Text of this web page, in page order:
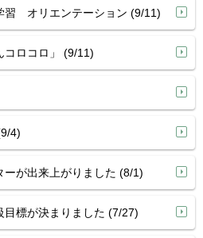
習 オリエンテーション (9/11)
ロコロ」 (9/11)
4)
が出来上がりました (8/1)
標が決まりました (7/27)